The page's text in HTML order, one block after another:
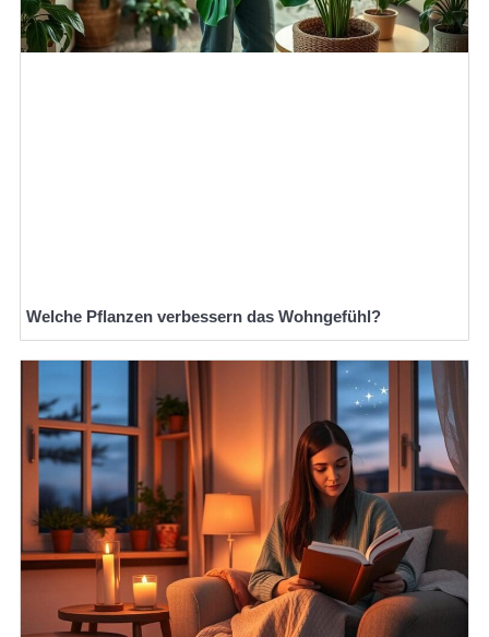
Welche Pflanzen verbessern das Wohngefühl?